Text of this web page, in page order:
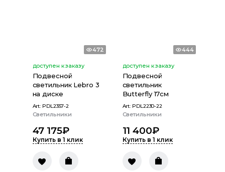
472
доступен к заказу
Подвесной
светильник Lebro 3
на диске
Art: PDL2357-2
Светильники
47 175₽
Купить в 1 клик
444
доступен к заказу
Подвесной
светильник
Butterfly 17см
Art: PDL2230-22
Светильники
11 400₽
Купить в 1 клик